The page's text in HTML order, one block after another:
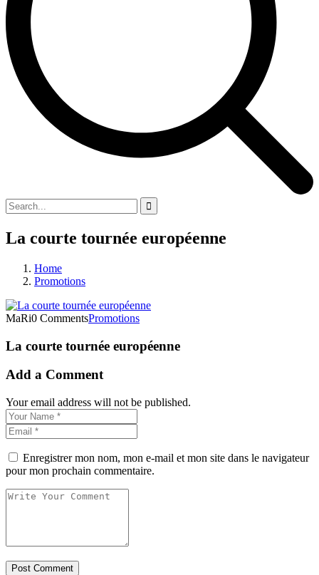
La courte tournée européenne
Home
Promotions
MaRi0 CommentsPromotions
La courte tournée européenne
Add a Comment
Your email address will not be published.
Enregistrer mon nom, mon e-mail et mon site dans le navigateur
pour mon prochain commentaire.